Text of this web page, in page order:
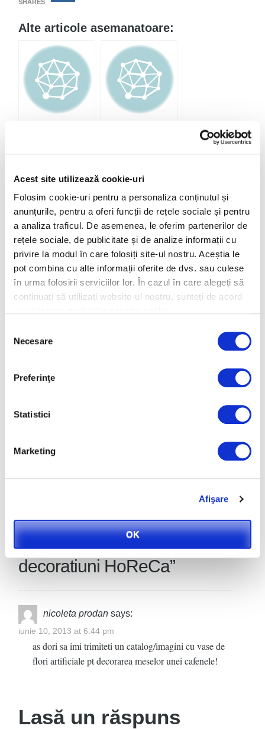
Acest site utilizează cookie-uri
Folosim cookie-uri pentru a personaliza conținutul și
anunțurile, pentru a oferi funcții de rețele sociale și pentru
a analiza traficul. De asemenea, le oferim partenerilor de
rețele sociale, de publicitate și de analize informații cu
privire la modul în care folosiți site-ul nostru. Aceștia le
pot combina cu alte informații oferite de dvs. sau culese
în urma folosirii serviciilor lor. În cazul în care alegeți să
continuați să utilizați website-ul nostru, sunteți de acord
consimțământului
Necesare
Preferinţe
Statistici
Marketing
Afişare
OK
SHARES
Alte articole asemanatoare:
exclusiviste
Amenajari,
decoratiuni
interioare moderne
Sa ne pregatim
casa pentru
sarbatori!
si primitoare
One thought on “Amenajari,
decoratiuni HoReCa”
nicoleta prodan says:
iunie 10, 2013 at 6:44 pm
as dori sa imi trimiteti un catalog/imagini cu vase de
flori artificiale pt decorarea meselor unei cafenele!
Lasă un răspuns